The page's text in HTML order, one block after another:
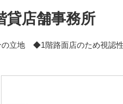
店舗事務所
の立地 ◆1階路面店のため